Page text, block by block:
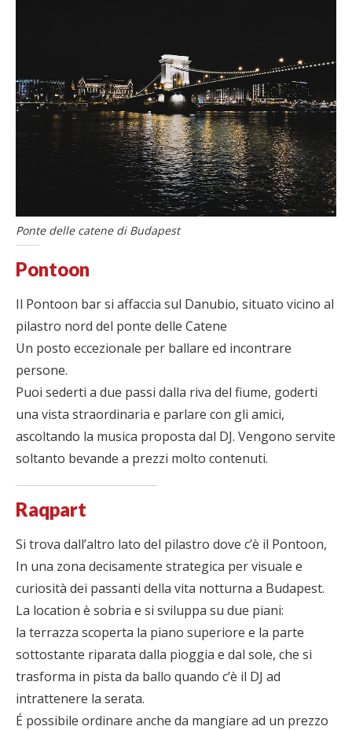
Ponte delle catene di Budapest
Pontoon
Il Pontoon bar si affaccia sul Danubio, situato vicino al
pilastro nord del ponte delle Catene
Un posto eccezionale per ballare ed incontrare
persone.
Puoi sederti a due passi dalla riva del fiume, goderti
una vista straordinaria e parlare con gli amici,
ascoltando la musica proposta dal DJ. Vengono servite
soltanto bevande a prezzi molto contenuti.
Raqpart
Si trova dall’altro lato del pilastro dove c’è il Pontoon,
In una zona decisamente strategica per visuale e
curiosità dei passanti della vita notturna a Budapest.
La location è sobria e si sviluppa su due piani:
la terrazza scoperta la piano superiore e la parte
sottostante riparata dalla pioggia e dal sole, che si
trasforma in pista da ballo quando c’è il DJ ad
intrattenere la serata.
É possibile ordinare anche da mangiare ad un prezzo